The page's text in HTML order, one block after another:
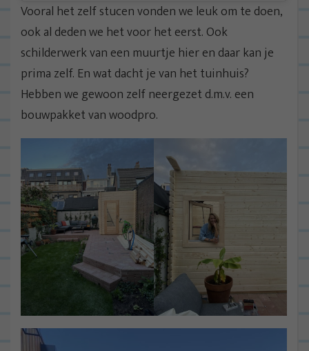
Vooral het zelf stucen vonden we leuk om te doen,
ook al deden we het voor het eerst. Ook
schilderwerk van een muurtje hier en daar kan je
prima zelf. En wat dacht je van het tuinhuis?
Hebben we gewoon zelf neergezet d.m.v. een
bouwpakket van woodpro.